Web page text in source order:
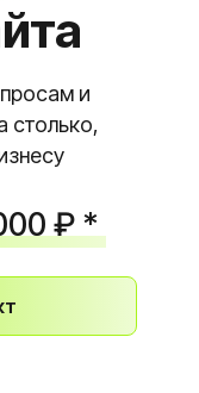
и
столько,
₽ *